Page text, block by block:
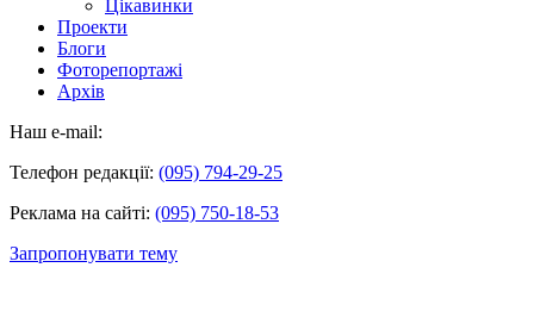
Цікавинки
Проекти
Блоги
Фоторепортажі
Архів
Наш e-mail:
Телефон редакції: (095) 794-29-25
Реклама на сайті: (095) 750-18-53
Запропонувати тему